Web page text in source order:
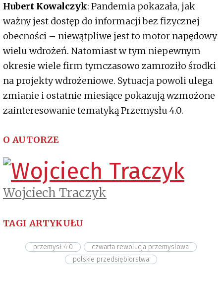
Hubert Kowalczyk: Pandemia pokazała, jak
ważny jest dostęp do informacji bez fizycznej
obecności – niewątpliwe jest to motor napędowy
wielu wdrożeń. Natomiast w tym niepewnym
okresie wiele firm tymczasowo zamroziło środki
na projekty wdrożeniowe. Sytuacja powoli ulega
zmianie i ostatnie miesiące pokazują wzmożone
zainteresowanie tematyką Przemysłu 4.0.
O AUTORZE
Wojciech Traczyk
TAGI ARTYKUŁU
przemysł 4.0
czwarta rewolucja przemyslowa
polskie przedsiębiorstwa